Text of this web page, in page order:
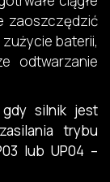
zaoszczędzić
baterii,
odtwarzanie
gdy silnik jest
trybu
lub UP04 –